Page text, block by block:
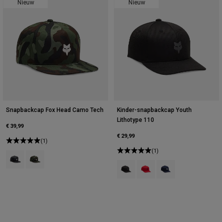
Nieuw
Snapbackcap Fox Head Camo Tech
€ 39,99
(1)
Product swatch type of Zwart Camouflage.
Product swatch type of Groen Camouflage.
Nieuw
Kinder-snapbackcap Youth
Lithotype 110
€ 29,99
(1)
Product swatch type of Zwart.
Product swatch type of
Product swatch